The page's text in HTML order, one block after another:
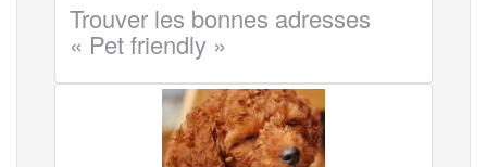
Trouver les bonnes adresses
« Pet friendly »